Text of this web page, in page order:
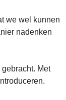
we wel kunnen
nadenken
Met